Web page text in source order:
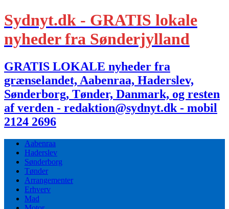
Sydnyt.dk - GRATIS lokale
nyheder fra Sønderjylland
GRATIS LOKALE nyheder fra
grænselandet, Aabenraa, Haderslev,
Sønderborg, Tønder, Danmark, og resten
af verden - redaktion@sydnyt.dk - mobil
2124 2696
Aabenraa
Haderslev
Sønderborg
Tønder
Arrangementer
Erhverv
Mad